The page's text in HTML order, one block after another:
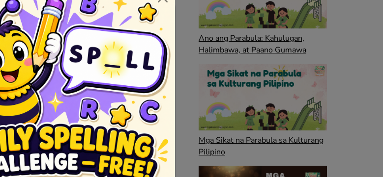
Ano ang Parabula: Kahulugan,
Halimbawa, at Paano Gumawa
Mga Sikat na Parabula sa Kulturang
Pilipino